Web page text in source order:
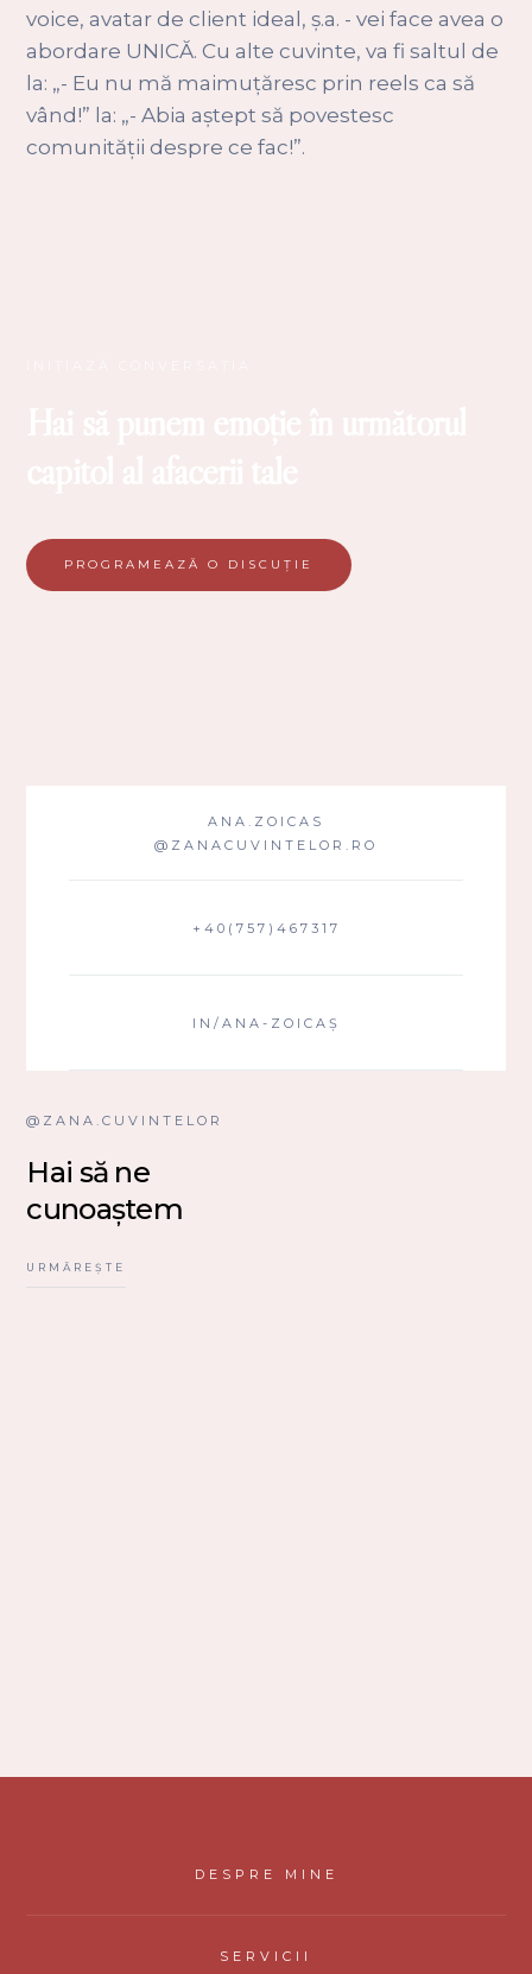
voice, avatar de client ideal, ș.a. - vei face avea o
abordare UNICĂ. Cu alte cuvinte, va fi saltul de
la: „- Eu nu mă maimuțăresc prin reels ca să
vând!” la: „- Abia aștept să povestesc
comunității despre ce fac!”.
PROGRAMEAZĂ O DISCUȚIE
ANA.ZOICAS
@ZANACUVINTELOR.RO
+40(757)467317
IN/ANA-ZOICAȘ
@ZANA.CUVINTELOR
Hai să ne
cunoaștem
URMĂREȘTE
DESPRE MINE
SERVICII